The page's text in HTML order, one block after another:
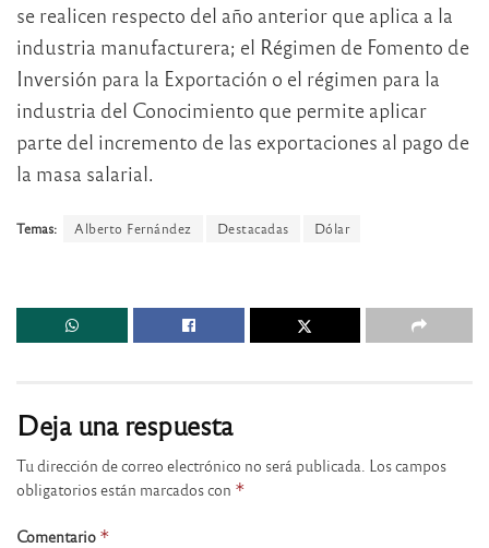
se realicen respecto del año anterior que aplica a la
industria manufacturera; el Régimen de Fomento de
Inversión para la Exportación o el régimen para la
industria del Conocimiento que permite aplicar
parte del incremento de las exportaciones al pago de
la masa salarial.
Temas: Alberto Fernández Destacadas Dólar
Deja una respuesta
Tu dirección de correo electrónico no será publicada. Los campos
obligatorios están marcados con *
Comentario *